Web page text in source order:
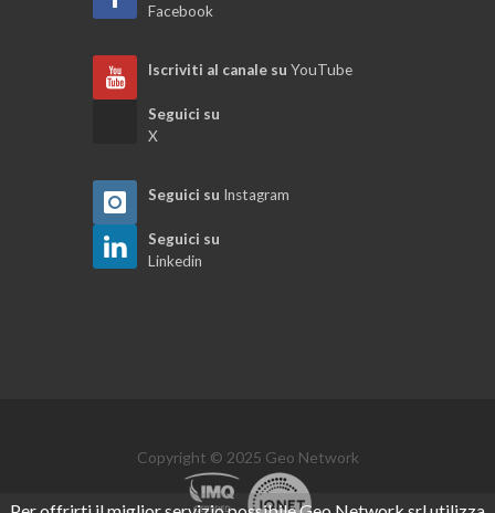
Registro documenti della pratica
Iter della pratica
Registro pratiche e stampe correlate
Visual designer parcelle
Facebook
Iscriviti al canale su YouTube
Seguici su
X
Seguici su Instagram
Seguici su
Linkedin
Copyright © 2025 Geo Network